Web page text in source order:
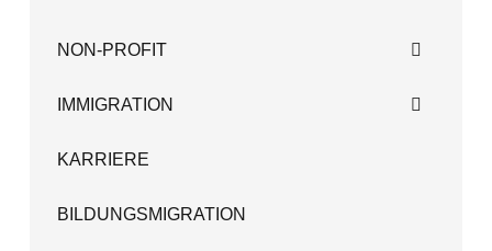
NON-PROFIT
IMMIGRATION
KARRIERE
BILDUNGSMIGRATION